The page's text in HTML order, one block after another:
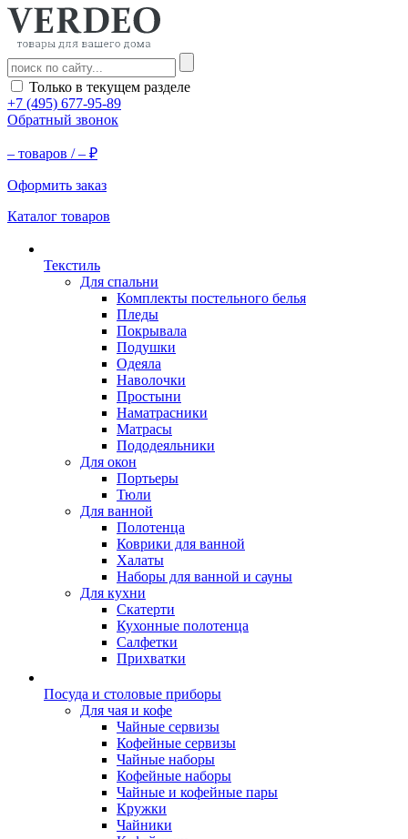
Только в текущем разделе
+7 (495) 677-95-89
Обратный звонок
– товаров /– ₽
Оформить заказ
Каталог товаров
Текстиль
Для спальни
Комплекты постельного белья
Пледы
Покрывала
Подушки
Одеяла
Наволочки
Простыни
Наматрасники
Матрасы
Пододеяльники
Для окон
Портьеры
Тюли
Для ванной
Полотенца
Коврики для ванной
Халаты
Наборы для ванной и сауны
Для кухни
Скатерти
Кухонные полотенца
Салфетки
Прихватки
Посуда и столовые приборы
Для чая и кофе
Чайные сервизы
Кофейные сервизы
Чайные наборы
Кофейные наборы
Чайные и кофейные пары
Кружки
Чайники